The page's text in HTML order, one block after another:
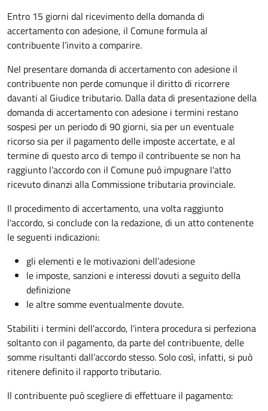
Entro 15 giorni dal ricevimento della domanda di
accertamento con adesione, il Comune formula al
contribuente l’invito a comparire.
Nel presentare domanda di accertamento con adesione il
contribuente non perde comunque il diritto di ricorrere
davanti al Giudice tributario. Dalla data di presentazione della
domanda di accertamento con adesione i termini restano
sospesi per un periodo di 90 giorni, sia per un eventuale
ricorso sia per il pagamento delle imposte accertate, e al
termine di questo arco di tempo il contribuente se non ha
raggiunto l’accordo con il Comune può impugnare l'atto
ricevuto dinanzi alla Commissione tributaria provinciale.
Il procedimento di accertamento, una volta raggiunto
l'accordo, si conclude con la redazione, di un atto contenente
le seguenti indicazioni:
gli elementi e le motivazioni dell’adesione
le imposte, sanzioni e interessi dovuti a seguito della
definizione
le altre somme eventualmente dovute.
Stabiliti i termini dell'accordo, l'intera procedura si perfeziona
soltanto con il pagamento, da parte del contribuente, delle
somme risultanti dall’accordo stesso. Solo così, infatti, si può
ritenere definito il rapporto tributario.
Il contribuente può scegliere di effettuare il pagamento: